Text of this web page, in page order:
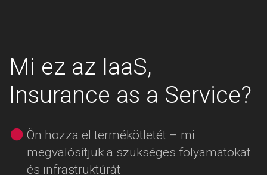
Mi ez az IaaS,
Insurance as a Service?
Ön hozza el termékötletét – mi
megvalósítjuk a szükséges folyamatokat
és infrastruktúrát